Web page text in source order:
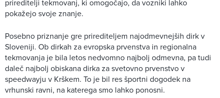
prireditelji tekmovanj, ki omogočajo, da vozniki lahko
pokažejo svoje znanje.
Posebno priznanje gre prirediteljem najodmevnejših dirk v
Sloveniji. Ob dirkah za evropska prvenstva in regionalna
tekmovanja je bila letos nedvomno najbolj odmevna, pa tudi
daleč najbolj obiskana dirka za svetovno prvenstvo v
speedwayju v Krškem. To je bil res športni dogodek na
vrhunski ravni, na katerega smo lahko ponosni.